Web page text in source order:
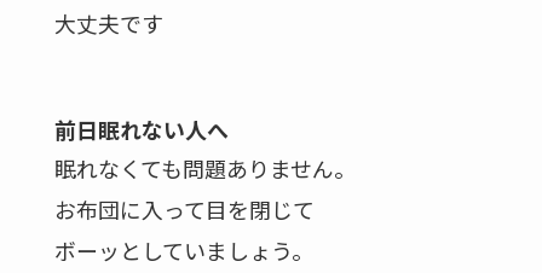
大丈夫です
前日眠れない人へ
眠れなくても問題ありません。
お布団に入って目を閉じて
ボーッとしていましょう。